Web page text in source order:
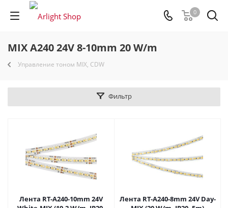
0
MIX A240 24V 8-10mm 20 W/m
Управление тоном MIX, CDW
Фильтр
Лента RT-A240-10mm 24V
Лента RT-A240-8mm 24V Day-